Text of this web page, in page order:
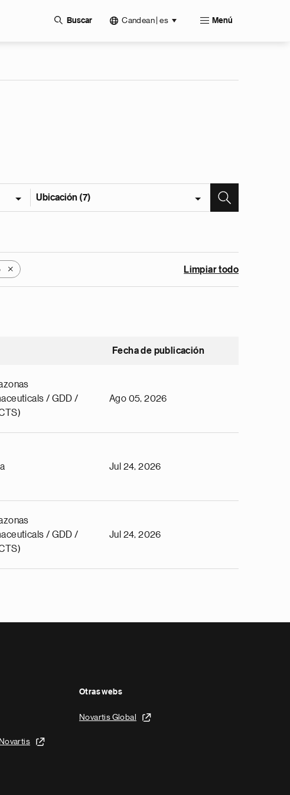
Buscar Candean | es Menú
Ubicación (7)
X Limpiar todo
Fecha de publicación
/ GDD /
Ago 05, 2026
Jul 24, 2026
/ GDD /
Jul 24, 2026
Otras webs
Novartis Global